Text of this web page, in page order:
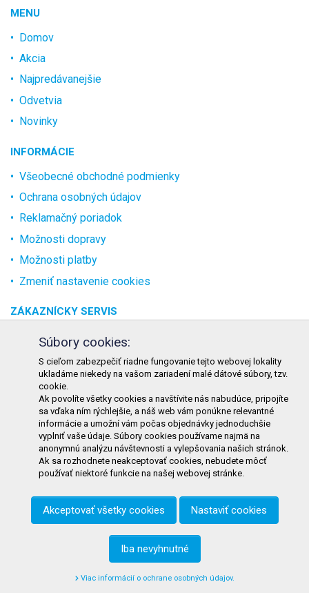
MENU
Domov
Akcia
Najpredávanejšie
Odvetvia
Novinky
INFORMÁCIE
Všeobecné obchodné podmienky
Ochrana osobných údajov
Reklamačný poriadok
Možnosti dopravy
Možnosti platby
Zmeniť nastavenie cookies
ZÁKAZNÍCKY SERVIS
O spoločnosti
Kontakt
Odstúpenie od zmluvy online
KONTAKT
TURON GASTRO s.r.o.
Starohorského 4328/3
031 01 Liptovský Mikuláš
Slovenská republika
Telefón:+421 911 585 730
objednavky@tgastro.sk
© 2021tgastro.sk- developed bycreative solution
Súbory cookies:
S cieľom zabezpečiť riadne fungovanie tejto webovej lokality
ukladáme niekedy na vašom zariadení malé dátové súbory, tzv.
cookie.
Ak povolíte všetky cookies a navštívite nás nabudúce, pripojíte
sa vďaka ním rýchlejšie, a náš web vám ponúkne relevantné
informácie a umožní vám počas objednávky jednoduchšie
vyplniť vaše údaje. Súbory cookies používame najmä na
anonymnú analýzu návštevnosti a vylepšovania našich stránok.
Ak sa rozhodnete neakceptovať cookies, nebudete môcť
používať niektoré funkcie na našej webovej stránke.
Akceptovať všetky cookies Nastaviť cookies
Iba nevyhnutné
Viac informácií o ochrane osobných údajov.